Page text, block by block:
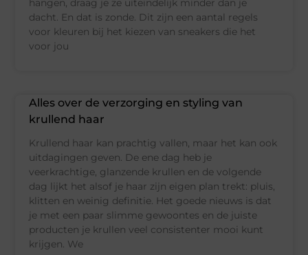
hangen, draag je ze uiteindelijk minder dan je
dacht. En dat is zonde. Dit zijn een aantal regels
voor kleuren bij het kiezen van sneakers die het
voor jou
Alles over de verzorging en styling van
krullend haar
Krullend haar kan prachtig vallen, maar het kan ook
uitdagingen geven. De ene dag heb je
veerkrachtige, glanzende krullen en de volgende
dag lijkt het alsof je haar zijn eigen plan trekt: pluis,
klitten en weinig definitie. Het goede nieuws is dat
je met een paar slimme gewoontes en de juiste
producten je krullen veel consistenter mooi kunt
krijgen. We